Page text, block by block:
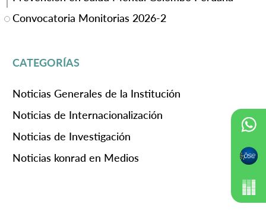
Convocatoria Monitorias 2026-2
CATEGORÍAS
Noticias Generales de la Institución
Noticias de Internacionalización
Noticias de Investigación
Noticias konrad en Medios